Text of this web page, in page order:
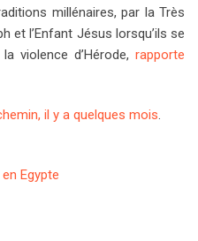
millénaires, par la Très
et l’Enfant Jésus lorsqu’ils se
violence d’Hérode, rapporte
il y a quelques mois
Egypte